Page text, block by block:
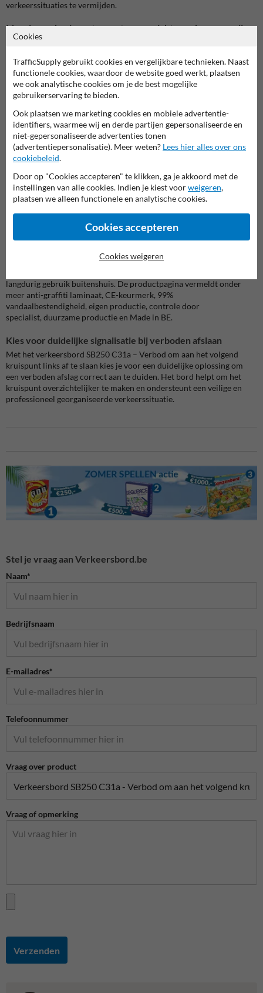
verkeerssituaties te vermijden.
Ideaal voor kruispunten met een gerichte verkeersregeling
Dit verbodsbord komt goed tot zijn recht op locaties waar links
Denk aan drukke kruispunten, stedelijke assen, zones met veel
tegenverkeer of plaatsen waar de weginrichting een afslag naar links
niet toelaat. Het bord ondersteunt een duidelijke verkeersorganisatie
en maakt meteen zichtbaar welke rijrichting niet toegestaan is.
Minder twijfel, meer voorspelbaar verkeer
Een goed geplaatst C31a verkeersbord helpt bestuurders om sneller
de juiste keuze te maken. Dat zorgt voor rustiger verkeer, minder last-
minute manoeuvres en een vlottere afwikkeling aan het kruispunt.
De plaatsing van een verkeersbord C31a helpt om:
bestuurders tijdig te informeren dat links afslaan verboden is
foutieve afslagbewegingen te voorkomen
de leesbaarheid van het kruispunt te verbeteren
de verkeersveiligheid te verhogen
een vlottere en beter voorspelbare doorstroming te ondersteunen
Ontworpen voor professioneel buitengebruik
langdurig gebruik buitenshuis. De productpagina vermeldt onder
meer anti-graffiti laminaat, CE-keurmerk, 99%
vandaalbestendigheid, eigen productie, controle door
specialist, duurzame productie en Made in BE.
Kies voor duidelijke signalisatie bij verboden afslaan
Met het verkeersbord SB250 C31a – Verbod om aan het volgend
kruispunt links af te slaan kies je voor een duidelijke oplossing om
een verboden afslag correct aan te duiden. Het bord helpt om het
kruispunt overzichtelijker te maken en ondersteunt een veilige en
professioneel georganiseerde verkeerssituatie.
Stel je vraag aan Verkeersbord.be
Naam*
Bedrijfsnaam
E-mailadres*
Telefoonnummer
Vraag over product
Vraag of opmerking
Verzenden
Cookies
TrafficSupply gebruikt cookies en vergelijkbare technieken. Naast
functionele cookies, waardoor de website goed werkt, plaatsen
we ook analytische cookies om je de best mogelijke
gebruikerservaring te bieden.
Ook plaatsen we marketing cookies en mobiele advertentie-
identifiers, waarmee wij en derde partijen gepersonaliseerde en
niet-gepersonaliseerde advertenties tonen
(advertentiepersonalisatie). Meer weten? Lees hier alles over ons
cookiebeleid.
Door op "Cookies accepteren" te klikken, ga je akkoord met de
instellingen van alle cookies. Indien je kiest voorweigeren,
plaatsen we alleen functionele en analytische cookies.
Cookies accepteren
Cookies weigeren